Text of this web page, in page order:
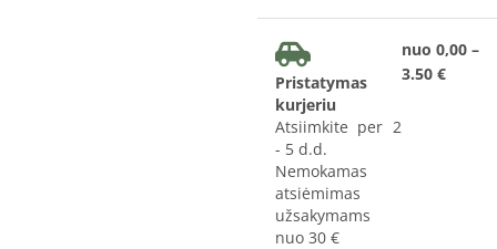
Pristatymas
kurjeriu
Atsiimkite per 2
- 5 d.d.
Nemokamas
atsiėmimas
užsakymams
nuo 30 €
nuo 0,00 –
3.50 €